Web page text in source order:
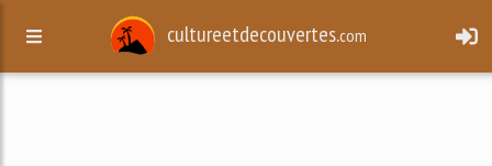
cultureetdecouvertes.com